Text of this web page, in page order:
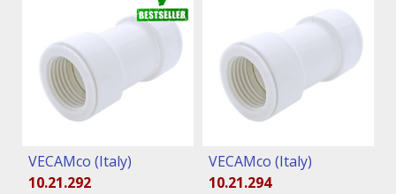
VECAMco (Italy)
10.21.292
VECAMco (Italy)
10.21.294